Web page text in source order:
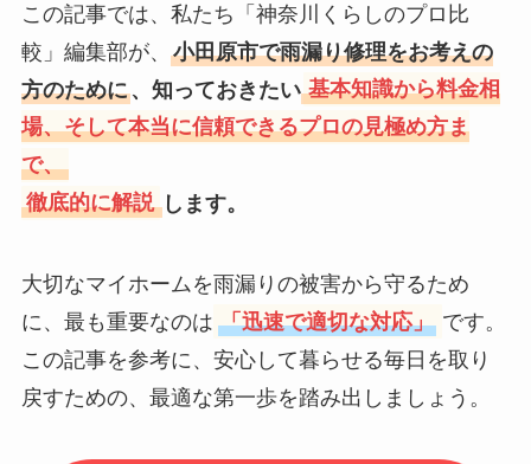
この記事では、私たち「神奈川くらしのプロ比
較」編集部が、 小田原市で雨漏り修理をお考えの
方のために、知っておきたい 基本知識から料金相
場、そして本当に信頼できるプロの見極め方ま
で、
徹底的に解説 します。
大切なマイホームを雨漏りの被害から守るため
に、最も重要なのは 「迅速で適切な対応」 です。
この記事を参考に、安心して暮らせる毎日を取り
戻すための、最適な第一歩を踏み出しましょう。